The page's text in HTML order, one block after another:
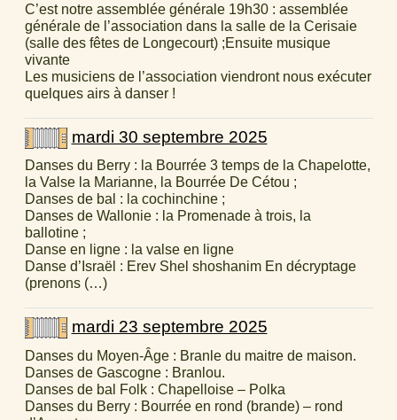
C’est notre assemblée générale 19h30 : assemblée
générale de l’association dans la salle de la Cerisaie
(salle des fêtes de Longecourt) ;Ensuite musique
vivante
Les musiciens de l’association viendront nous exécuter
quelques airs à danser !
mardi 30 septembre 2025
Danses du Berry : la Bourrée 3 temps de la Chapelotte,
la Valse la Marianne, la Bourrée De Cétou ;
Danses de bal : la cochinchine ;
Danses de Wallonie : la Promenade à trois, la
ballotine ;
Danse en ligne : la valse en ligne
Danse d’Israël : Erev Shel shoshanim En décryptage
(prenons (…)
mardi 23 septembre 2025
Danses du Moyen-Âge : Branle du maitre de maison.
Danses de Gascogne : Branlou.
Danses de bal Folk : Chapelloise – Polka
Danses du Berry : Bourrée en rond (brande) – rond